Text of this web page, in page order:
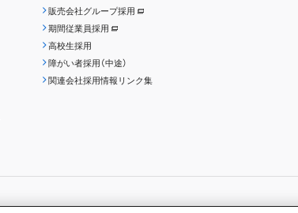
販売会社グループ採用
期間従業員採用
高校生採用
障がい者採用（中途）
関連会社採用情報リンク集